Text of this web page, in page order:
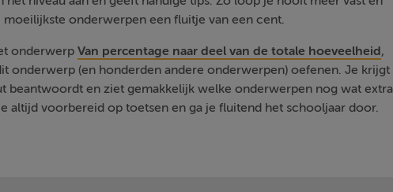
onderwerpen een fluitje van een cent.
onderwerp Van percentage naar deel van de totale hoeveelheid,
onderwerp (en honderden andere onderwerpen) oefenen. Je krijgt
beantwoordt en ziet gemakkelijk welke onderwerpen nog wat extra
altijd voorbereid op toetsen en ga je fluitend het schooljaar door.